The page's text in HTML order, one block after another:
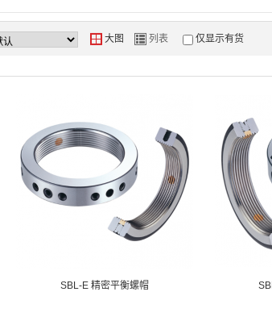
Y 大图 Z 列表 仅显示有货
SBL-E 精密平衡螺帽